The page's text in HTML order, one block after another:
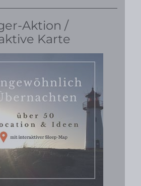
Aktion /
Karte